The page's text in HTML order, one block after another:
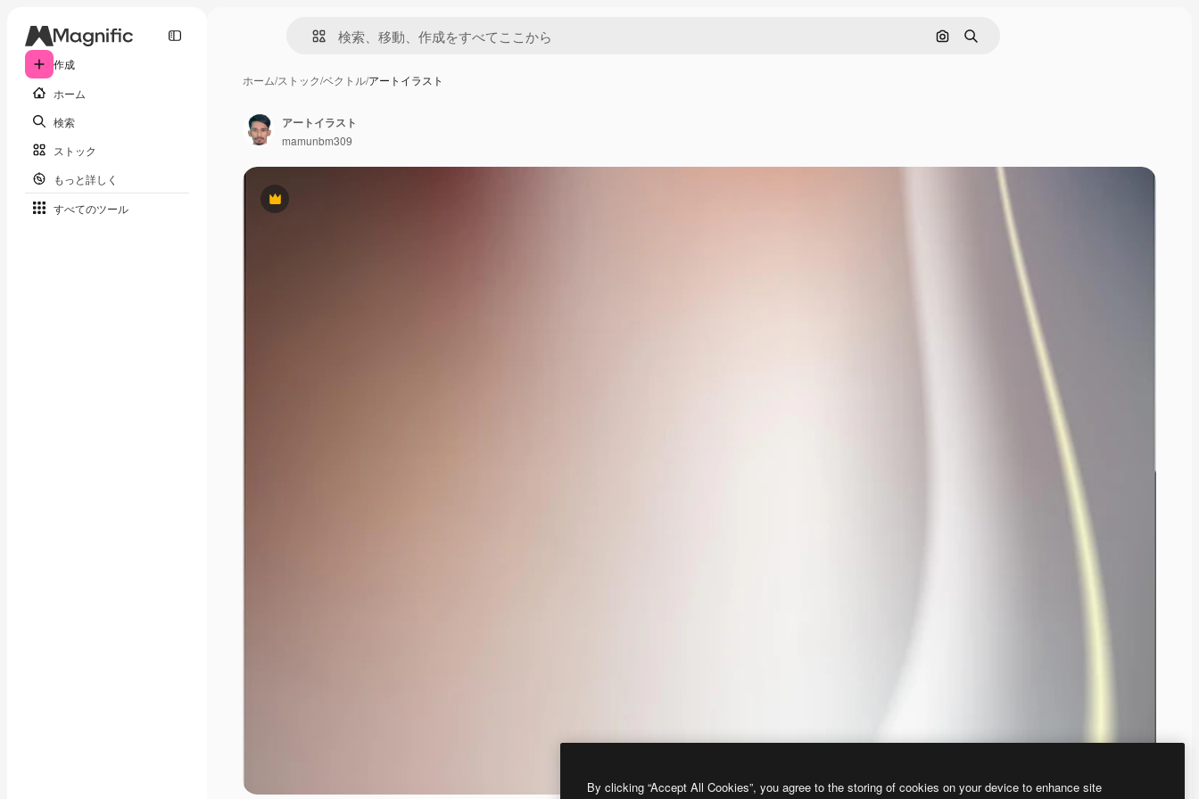
作成
ホーム
検索
ストック
もっと詳しく
すべてのツール
画像で検索
検索
ホーム/ストック/ベクトル/アートイラスト
Premium
アートイラスト
mamunbm309
By clicking “Accept All Cookies”, you agree to the storing of cookies on your device to enhance site